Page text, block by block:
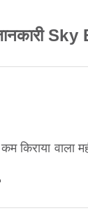
किराया वाला